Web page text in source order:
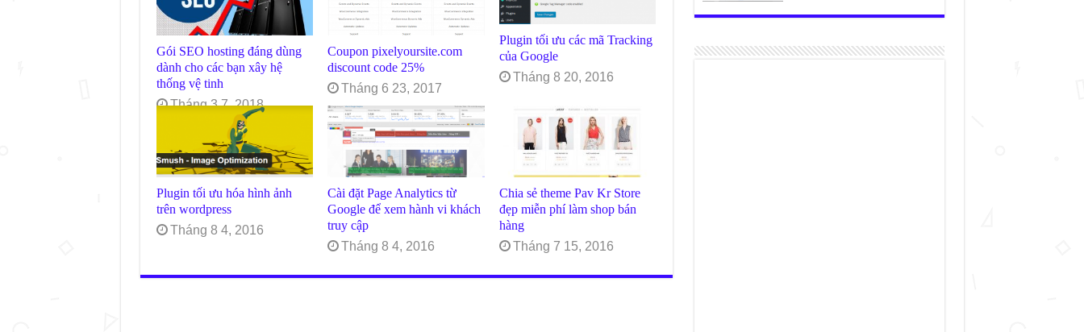
Gói SEO hosting đáng dùng
dành cho các bạn xây hệ
thống vệ tinh
Tháng 3 7, 2018
Coupon pixelyoursite.com
discount code 25%
Tháng 6 23, 2017
Plugin tối ưu các mã Tracking
của Google
Tháng 8 20, 2016
Plugin tối ưu hóa hình ảnh
trên wordpress
Tháng 8 4, 2016
Cài đặt Page Analytics từ
Google để xem hành vi khách
truy cập
Tháng 8 4, 2016
Chia sẻ theme Pav Kr Store
đẹp miễn phí làm shop bán
hàng
Tháng 7 15, 2016